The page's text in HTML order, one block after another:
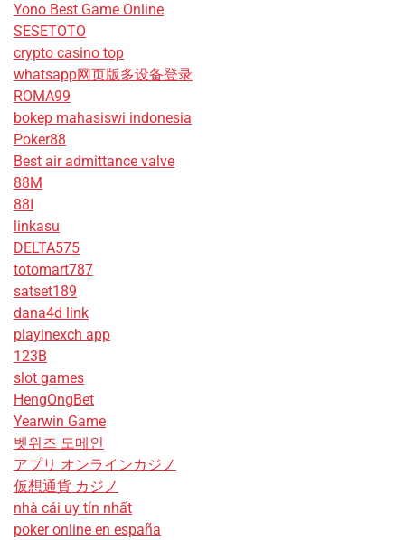
Yono Best Game Online
SESETOTO
crypto casino top
whatsapp网页版多设备登录
ROMA99
bokep mahasiswi indonesia
Poker88
Best air admittance valve
88M
88I
linkasu
DELTA575
totomart787
satset189
dana4d link
playinexch app
123B
slot games
HengOngBet
Yearwin Game
벳위즈 도메인
アプリ オンラインカジノ
仮想通貨 カジノ
nhà cái uy tín nhất
poker online en españa